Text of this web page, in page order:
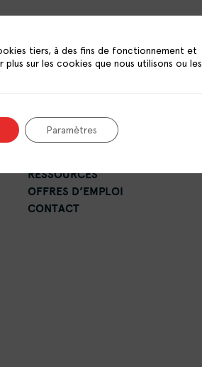
LE RÉSEAU
LES CRPV
RESSOURCES
OFFRES D’EMPLOI
CONTACT
tiers, à des fins de fonctionnement et
plus sur les cookies que nous utilisons ou les
Paramètres